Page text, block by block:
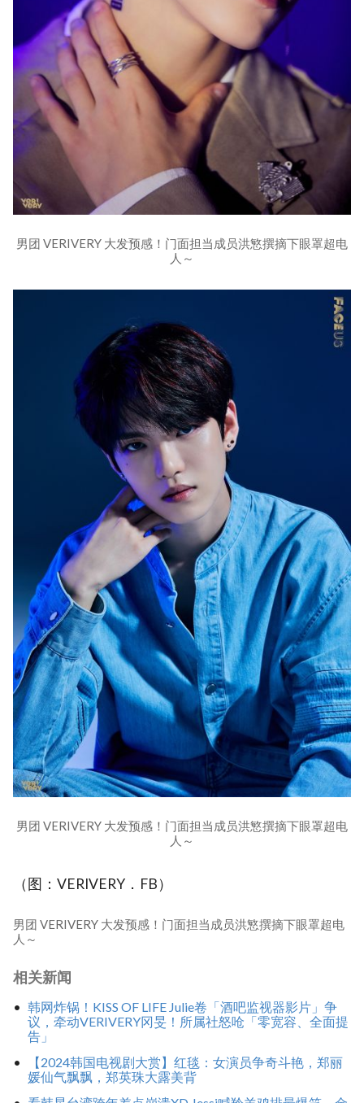
男团 VERIVERY 大发预感！门面担当成员洪慜撰摘下眼罩超电
人～
男团 VERIVERY 大发预感！门面担当成员洪慜撰摘下眼罩超电
人～
（图：VERIVERY．FB）
男团 VERIVERY 大发预感！门面担当成员洪慜撰摘下眼罩超电
人～
相关新闻
韩网炸锅！KISS OF LIFE Julie卷「酒吧监视器影片」争
议，牵动VERIVERY冈旻！所属社怒呛「零宽容、全面提
告」
【2024韩国电视剧大赏】红毯：女演员争奇斗艳，郑丽
媛仙气飘飘，郑英珠大露美背